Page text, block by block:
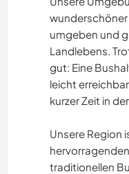
wunderschöner
umgeben und
Landlebens.
gut: Eine
leicht
kurzer Zeit in
Unsere Region
traditionellen